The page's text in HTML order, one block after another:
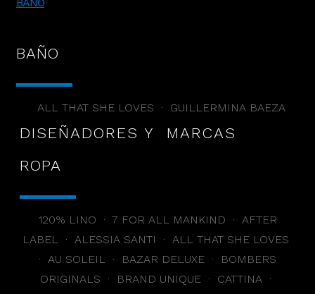
BAÑO
ALL THAT SHE LOVES · GUILLERMINA BAEZA
DISEÑADORES Y MARCAS
ROPA
120% LINO · 7 FOR ALL MANKIND · AFTER
LABEL · ALESSIA SANTI · ALL THAT SHE LOVES
· AU SOLEIL · BAZAR DELUXE · BOMBERS
ORIGINALS · BRAND UNIQUE · CATTINA ·